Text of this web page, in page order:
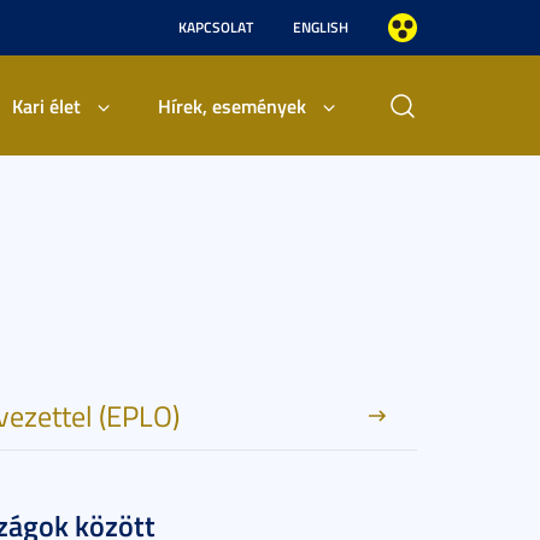
KAPCSOLAT ENGLISH
Kari élet Hírek, események
(EPLO)
között